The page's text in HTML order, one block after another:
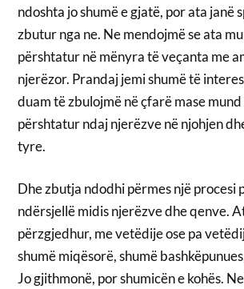
ndoshta jo shumë e gjatë, por ata janë
zbutur nga ne. Ne mendojmë se ata
përshtatur në mënyra të veçanta me
njerëzor. Prandaj jemi shumë të
duam të zbulojmë në çfarë mase
përshtatur ndaj njerëzve në njohjen
tyre.
Dhe zbutja ndodhi përmes një procesi
ndërsjellë midis njerëzve dhe qenve.
përzgjedhur, me vetëdije ose pa
shumë miqësorë, shumë
Jo gjithmonë, por shumicën e kohës.